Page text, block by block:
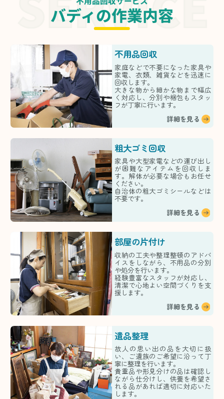
バディの作業内容
不用品回収
家庭などで不要になった家具や
家電、衣類、雑貨などを迅速に
回収します。
大きな物から細かな物まで幅広
く対応し、分別や梱包もスタッ
フが丁寧に行います。
詳細を見る
粗大ゴミ回収
家具や大型家電などの運び出し
が困難なアイテムを回収しま
す。解体が必要な場合もお任せ
ください。
自治体の粗大ゴミシールなどは
不要です。
詳細を見る
部屋の片付け
収納の工夫や整理整頓のアドバ
イスをしながら、不用品の分別
や処分を行います。
経験豊富なスタッフが対応し、
清潔で心地よい空間づくりを支
援します。
詳細を見る
遺品整理
故人の思い出の品を大切に扱
い、ご遺族のご希望に沿って丁
寧に整理を行います。
貴重品や形見分けの品は確認し
ながら仕分けし、供養を希望さ
れる品があれば適切に対応いた
します。